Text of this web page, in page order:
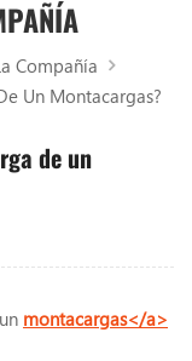
Compañía
Un Montacargas?
de un
montacargas</a>